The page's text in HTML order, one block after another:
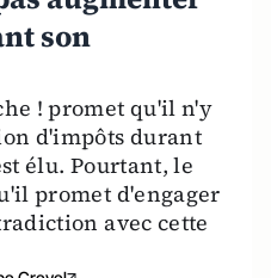
son
! promet qu'il n'y
d'impôts durant
élu. Pourtant, le
promet d'engager
avec cette